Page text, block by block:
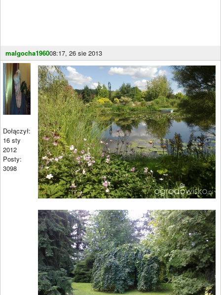
malgocha196008:17, 26 sie 2013
Dołączył:
16 sty
2012
Posty:
3098